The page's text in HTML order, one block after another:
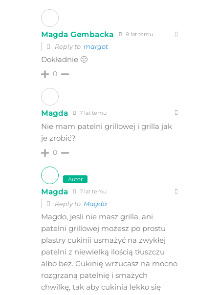
Magda Gembacka 9 lat temu
Reply to margot
Dokładnie 🙂
0
Magda 7 lat temu
Nie mam patelni grillowej i grilla jak
je zrobić?
0
Autor
Magda 7 lat temu
Reply to Magda
Magdo, jesli nie masz grilla, ani
patelni grillowej możesz po prostu
plastry cukinii usmażyć na zwykłej
patelni z niewielką ilością tłuszczu
albo bez. Cukinię wrzucasz na mocno
rozgrzaną patelnię i smażych
chwilkę, tak aby cukinia lekko się